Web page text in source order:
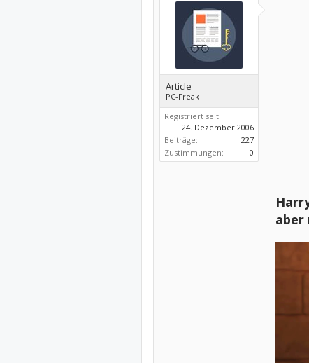
Article
PC-Freak
Registriert seit:
24. Dezember 2006
Beiträge:
227
Zustimmungen:
0
aber